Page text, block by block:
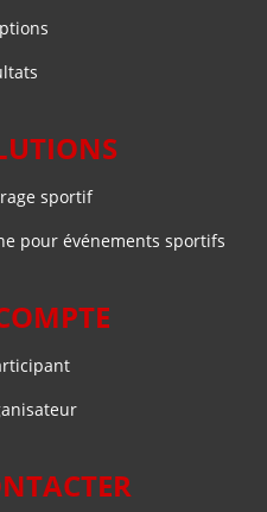
sportif
pour événements sportifs